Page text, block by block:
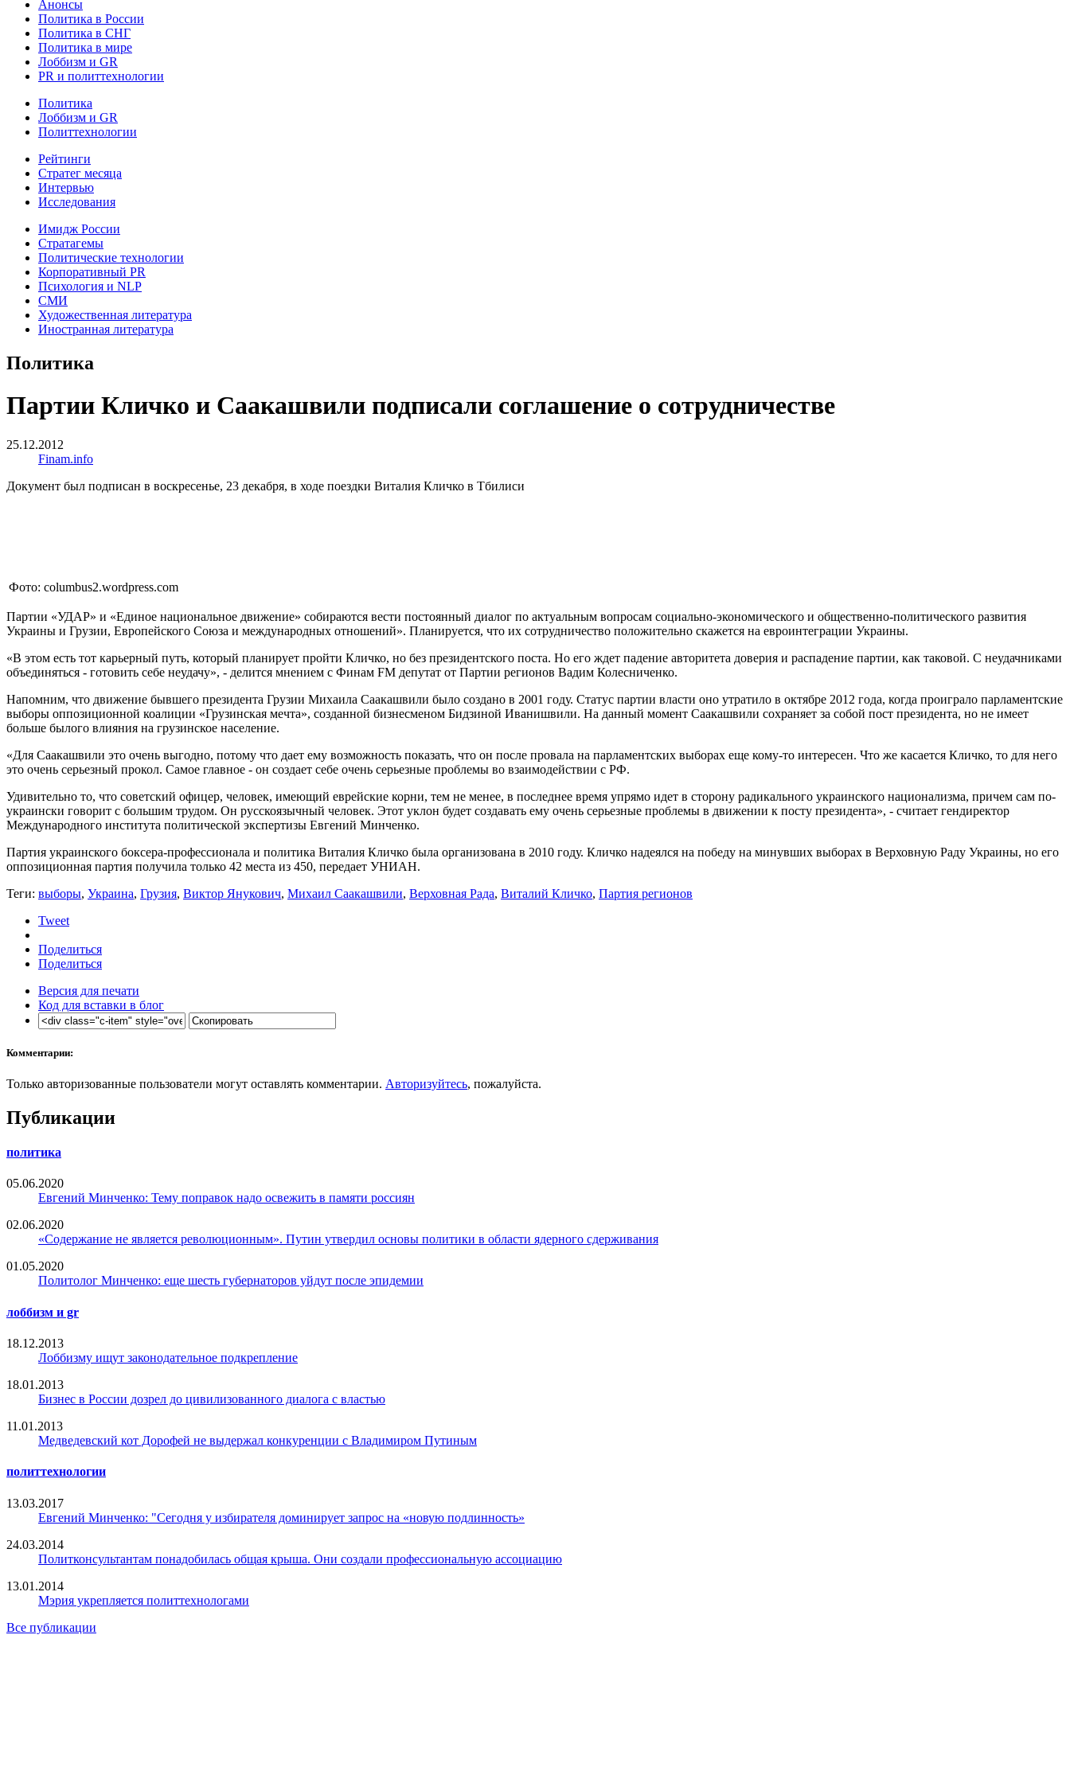
Анонсы
Политика в России
Политика в СНГ
Политика в мире
Лоббизм и GR
PR и политтехнологии
Политика
Лоббизм и GR
Политтехнологии
Рейтинги
Стратег месяца
Интервью
Исследования
Имидж России
Стратагемы
Политические технологии
Корпоративный PR
Психология и NLP
СМИ
Художественная литература
Иностранная литература
Политика
Партии Кличко и Саакашвили подписали соглашение о сотрудничестве
25.12.2012
Finam.info
Документ был подписан в воскресенье, 23 декабря, в ходе поездки Виталия Кличко в Тбилиси
Фото: columbus2.wordpress.com
Партии «УДАР» и «Единое национальное движение» собираются вести постоянный диалог по актуальным вопросам социально-экономического и общественно-политического развития
Украины и Грузии, Европейского Союза и международных отношений». Планируется, что их сотрудничество положительно скажется на евроинтеграции Украины.
«В этом есть тот карьерный путь, который планирует пройти Кличко, но без президентского поста. Но его ждет падение авторитета доверия и распадение партии, как таковой. С неудачниками
объединяться - готовить себе неудачу», - делится мнением с Финам FM депутат от Партии регионов Вадим Колесниченко.
Напомним, что движение бывшего президента Грузии Михаила Саакашвили было создано в 2001 году. Статус партии власти оно утратило в октябре 2012 года, когда проиграло парламентские
выборы оппозиционной коалиции «Грузинская мечта», созданной бизнесменом Бидзиной Иванишвили. На данный момент Саакашвили сохраняет за собой пост президента, но не имеет
больше былого влияния на грузинское население.
«Для Саакашвили это очень выгодно, потому что дает ему возможность показать, что он после провала на парламентских выборах еще кому-то интересен. Что же касается Кличко, то для него
это очень серьезный прокол. Самое главное - он создает себе очень серьезные проблемы во взаимодействии с РФ.
Удивительно то, что советский офицер, человек, имеющий еврейские корни, тем не менее, в последнее время упрямо идет в сторону радикального украинского национализма, причем сам по-
украински говорит с большим трудом. Он русскоязычный человек. Этот уклон будет создавать ему очень серьезные проблемы в движении к посту президента», - считает гендиректор
Международного института политической экспертизы Евгений Минченко.
Партия украинского боксера-профессионала и политика Виталия Кличко была организована в 2010 году. Кличко надеялся на победу на минувших выборах в Верховную Раду Украины, но его
оппозиционная партия получила только 42 места из 450, передает УНИАН.
Теги: выборы, Украина, Грузия, Виктор Янукович, Михаил Саакашвили, Верховная Рада, Виталий Кличко, Партия регионов
Tweet
Поделиться
Поделиться
Версия для печати
Код для вставки в блог
Комментарии:
Только авторизованные пользователи могут оставлять комментарии. Авторизуйтесь, пожалуйста.
Публикации
политика
05.06.2020
Евгений Минченко: Тему поправок надо освежить в памяти россиян
02.06.2020
«Содержание не является революционным». Путин утвердил основы политики в области ядерного сдерживания
01.05.2020
Политолог Минченко: еще шесть губернаторов уйдут после эпидемии
лоббизм и gr
18.12.2013
Лоббизму ищут законодательное подкрепление
18.01.2013
Бизнес в России дозрел до цивилизованного диалога с властью
11.01.2013
Медведевский кот Дорофей не выдержал конкуренции с Владимиром Путиным
политтехнологии
13.03.2017
Евгений Минченко: "Сегодня у избирателя доминирует запрос на «новую подлинность»
24.03.2014
Политконсультантам понадобилась общая крыша. Они создали профессиональную ассоциацию
13.01.2014
Мэрия укрепляется политтехнологами
Все публикации